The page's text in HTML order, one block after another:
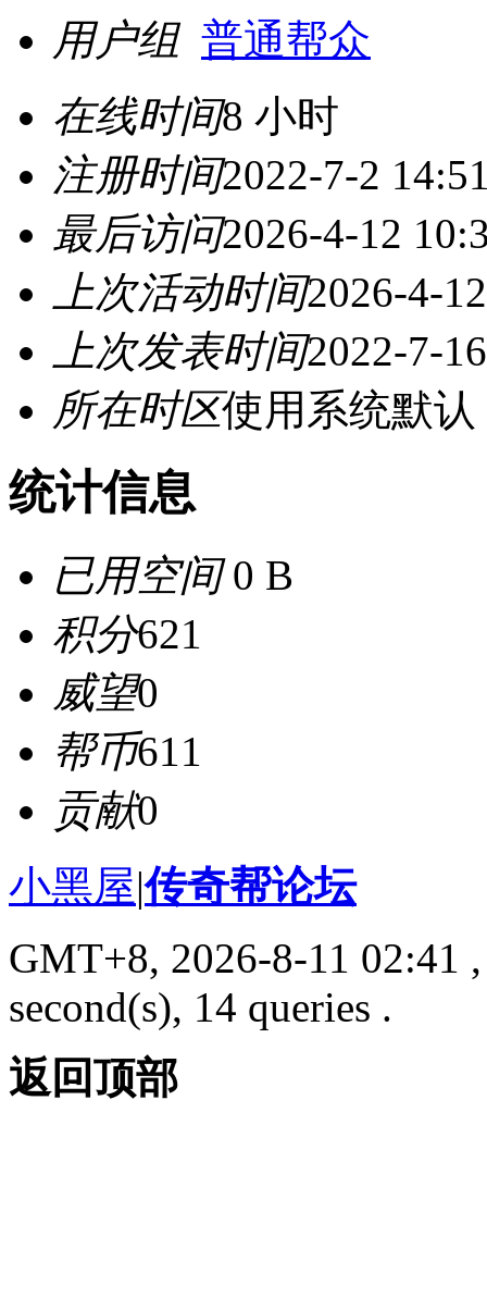
用户组 普通帮众
在线时间8 小时
注册时间2022-7-2
最后访问2026-4-12
上次活动时间2026-4-
上次发表时间2022-7-
所在时区使用系统默认
统计信息
已用空间0 B
积分621
威望0
帮币611
贡献0
小黑屋|传奇帮论坛
GMT+8, 2026-8-11 02:41
second(s), 14 queries .
返回顶部